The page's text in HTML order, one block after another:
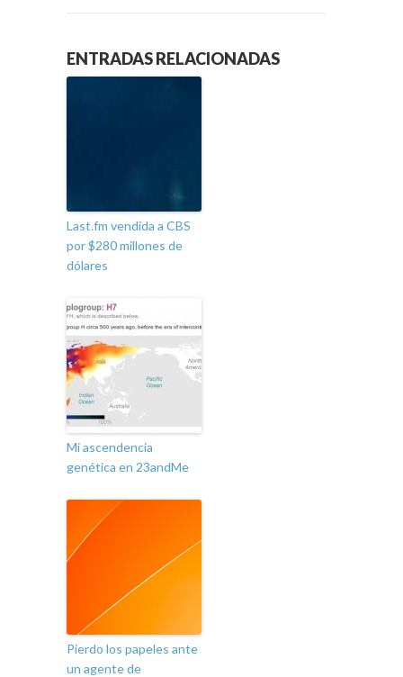
ENTRADAS RELACIONADAS
Last.fm vendida a CBS
por $280 millones de
dólares
Mi ascendencia
genética en 23andMe
Pierdo los papeles ante
un agente de